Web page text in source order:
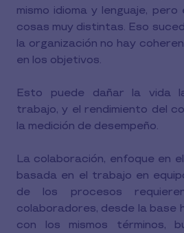
mismo idioma y lenguaje,
cosas muy distintas. Eso
la organización no hay
en los objetivos.
Esto puede dañar la vida
trabajo, y el rendimiento del
la medición de desempeño.
La colaboración, enfoque en
basada en el trabajo en
de los procesos
colaboradores, desde la base
con los mismos términos,